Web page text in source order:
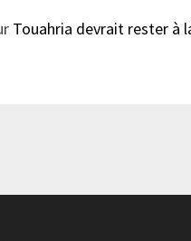
Touahria devrait rester à